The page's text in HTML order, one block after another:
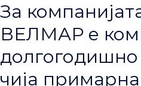
За
ВЕЛМАР е
долгогодишно
чија примарна